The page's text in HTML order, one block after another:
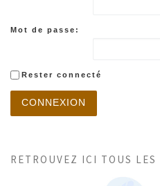
Mot de passe:
Rester connecté
CONNEXION
RETROUVEZ ICI TOUS LES